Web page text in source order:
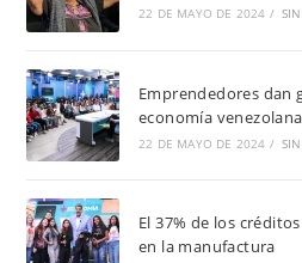
22 DE MAYO DE 2024 /
Emprendedores dan
economía venezolana
22 DE MAYO DE 2024 /
El 37% de los
en la manufactura